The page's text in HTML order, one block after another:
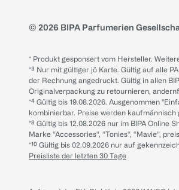
© 2026 BIPA Parfumerien
* Produkt gesponsert vom Hersteller.
*³ Nur mit gültiger jö Karte. Gültig auf alle
der Rechnung angedruckt. Gültig in allen
Originalverpackung zu retournieren,
*⁴ Gültig bis 19.08.2026. Ausgenommen
kombinierbar. Preise werden kaufmännisch
*⁸ Gültig bis 12.08.2026 nur im BIPA
Marke “Accessories“, “Tonies“, “Mavie“,
*¹⁰ Gültig bis 02.09.2026 nur auf
Preisliste der letzten 30 Tage